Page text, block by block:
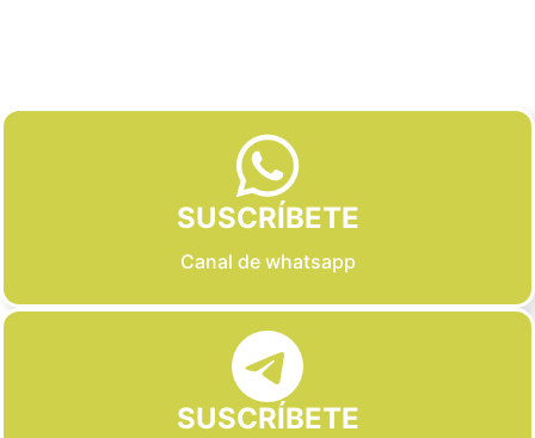
SUSCRÍBETE
Canal de whatsapp
SUSCRÍBETE